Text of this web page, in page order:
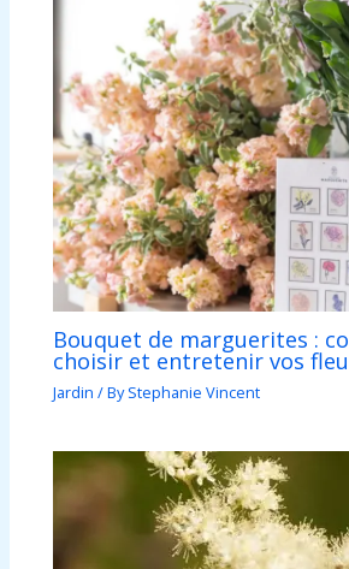
Bouquet de marguerites :
choisir et entretenir vos
Jardin / ByStephanie Vincent